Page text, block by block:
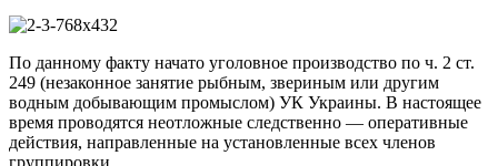
По данному факту начато уголовное производство по ч. 2 ст.
249 (незаконное занятие рыбным, звериным или другим
водным добывающим промыслом) УК Украины. В настоящее
время проводятся неотложные следственно — оперативные
действия, направленные на установленные всех членов
группировки.